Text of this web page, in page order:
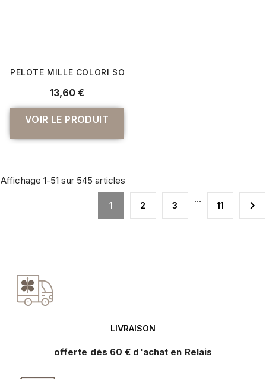
PELOTE MILLE COLORI SOCKS & LACE LUXE - 100G -
13,60 €
VOIR LE PRODUIT
Affichage 1-51 sur 545 articles
1 2 3
…
11 
LIVRAISON
offerte dès 60 € d'achat en Relais